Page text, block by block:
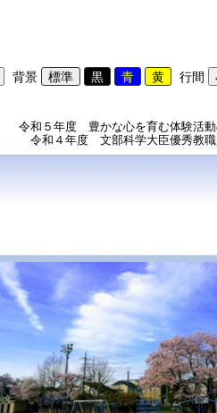
背景 行間
令和５年度 豊かな心を育む体験活
令和４年度 文部科学大臣優秀教